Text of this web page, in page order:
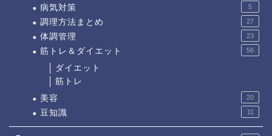
病気対策 5
調理方法まとめ 27
体調管理 23
筋トレ＆ダイエット 56
ダイエット
筋トレ
美容
20
豆知識 11